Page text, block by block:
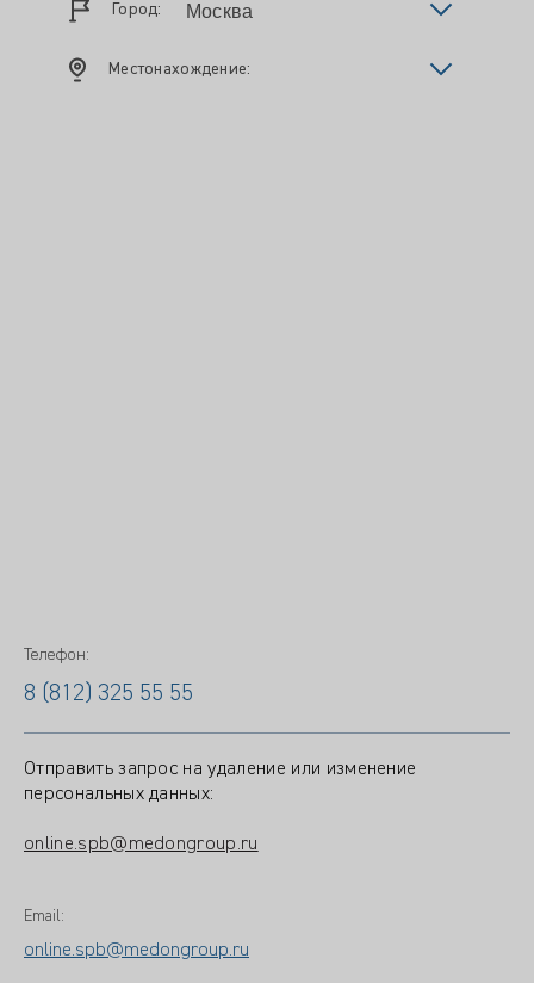
Город:
Местонахождение:
Телефон:
8 (812) 325 55 55
Отправить запрос на удаление или изменение
персональных данных:
online.spb@medongroup.ru
Email:
online.spb@medongroup.ru